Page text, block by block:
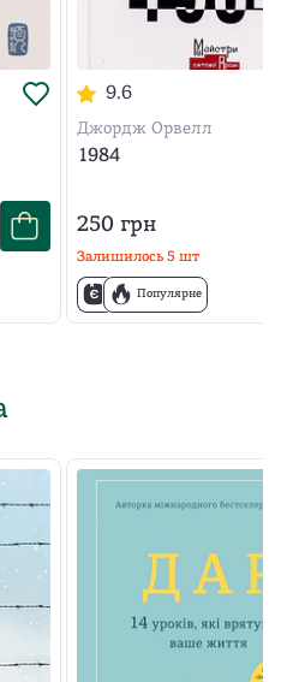
9.6
Джордж Орвелл
1984
250грн
Залишилось 5шт
Популярне